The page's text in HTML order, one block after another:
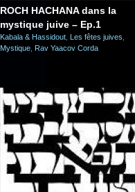
ROCH HACHANA dans la
mystique juive – Ep.1
Kabala & Hassidout Les fêtes juives
Mystique Rav Yaacov Corda